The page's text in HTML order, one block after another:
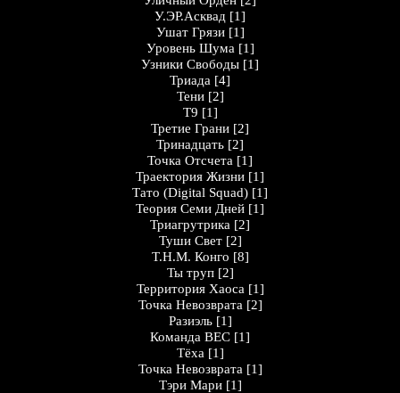
У.ЭР.Асквад [1]
Ушат Грязи [1]
Уровень Шума [1]
Узники Свободы [1]
Триада [4]
Тени [2]
Т9 [1]
Третие Грани [2]
Тринадцать [2]
Точка Отсчета [1]
Траектория Жизни [1]
Тато (Digital Squad) [1]
Теория Семи Дней [1]
Триагрутрика [2]
Туши Cвет [2]
Т.Н.М. Конго [8]
Ты труп [2]
Территория Хаоса [1]
Точка Невозврата [2]
Разиэль [1]
Команда ВЕС [1]
Тёха [1]
Точка Невозврата [1]
Тэри Мари [1]